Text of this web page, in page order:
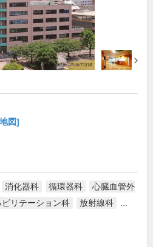
図]
消化器科 循環器科
心臓血管外
ビリテーション科 放射線科